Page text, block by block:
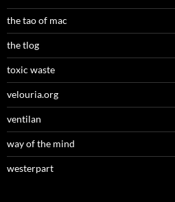
the tao of mac
the tlog
toxic waste
velouria.org
ventilan
way of the mind
westerpart